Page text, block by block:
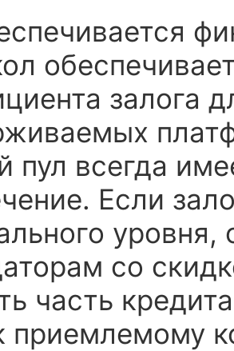
залога
пул всегда
Если
уровня,
со
часть
приемлемому